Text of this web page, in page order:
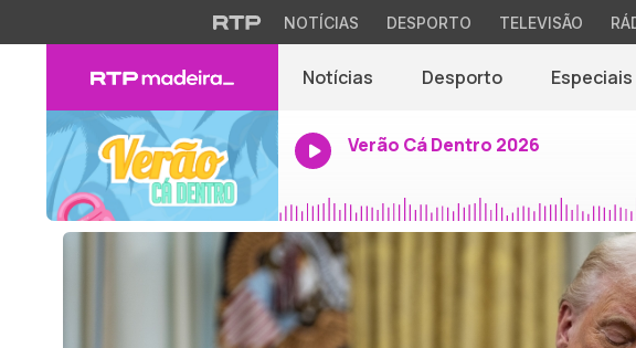
NOTÍCIAS DESPORTO TELEVISÃO
Notícias Desporto Especiais
Verão Cá Dentro 2026